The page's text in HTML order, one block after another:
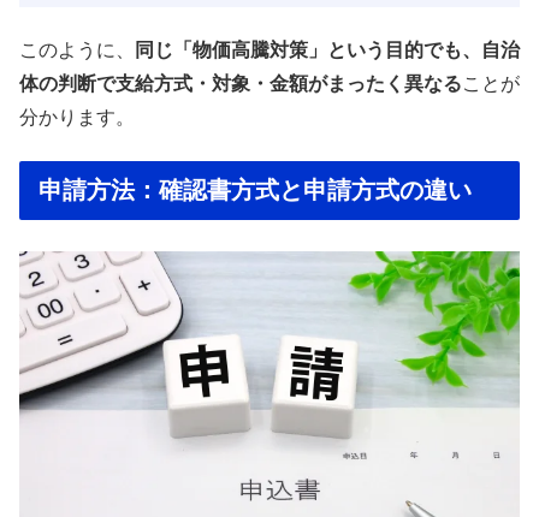
このように、
同じ「物価高騰対策」という目的でも、自治
体の判断で支給方式・対象・金額がまったく異なることが
分かります。
申請方法：確認書方式と申請方式の違い